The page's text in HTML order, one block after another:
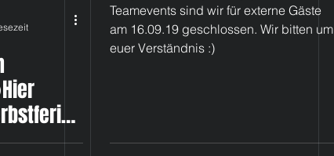
Teamevents sind wir für externe Gäste
am 16.09.19 geschlossen. Wir bitten um
euer Verständnis :)